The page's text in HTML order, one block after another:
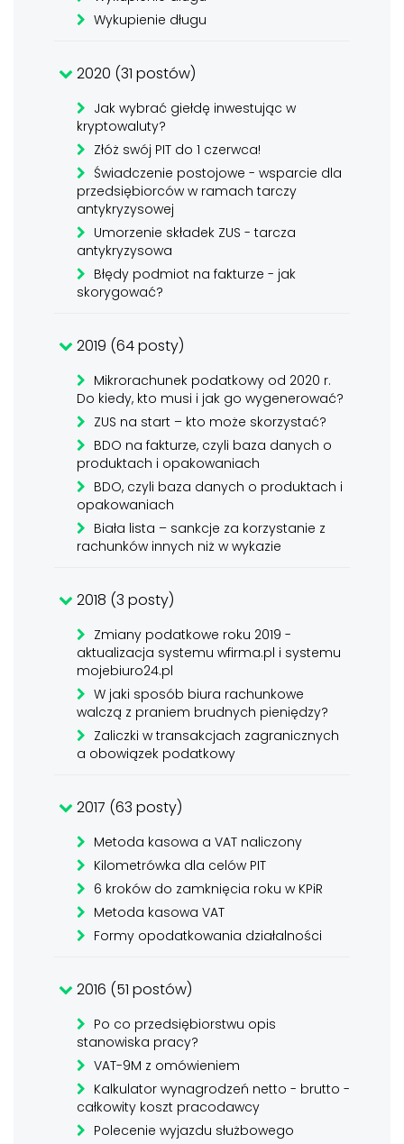
Wykupienie długu
2020 (31 postów)
Jak wybrać giełdę inwestując w
kryptowaluty?
Złóż swój PIT do 1 czerwca!
Świadczenie postojowe - wsparcie dla
przedsiębiorców w ramach tarczy
antykryzysowej
Umorzenie składek ZUS - tarcza
antykryzysowa
Błędy podmiot na fakturze - jak
skorygować?
2019 (64 posty)
Mikrorachunek podatkowy od 2020 r.
Do kiedy, kto musi i jak go wygenerować?
ZUS na start – kto może skorzystać?
BDO na fakturze, czyli baza danych o
produktach i opakowaniach
BDO, czyli baza danych o produktach i
opakowaniach
Biała lista – sankcje za korzystanie z
rachunków innych niż w wykazie
2018 (3 posty)
Zmiany podatkowe roku 2019 -
aktualizacja systemu wfirma.pl i systemu
mojebiuro24.pl
W jaki sposób biura rachunkowe
walczą z praniem brudnych pieniędzy?
Zaliczki w transakcjach zagranicznych
a obowiązek podatkowy
2017 (63 posty)
Metoda kasowa a VAT naliczony
Kilometrówka dla celów PIT
6 kroków do zamknięcia roku w KPiR
Metoda kasowa VAT
Formy opodatkowania działalności
2016 (51 postów)
Po co przedsiębiorstwu opis
stanowiska pracy?
VAT-9M z omówieniem
Kalkulator wynagrodzeń netto - brutto -
całkowity koszt pracodawcy
Polecenie wyjazdu służbowego